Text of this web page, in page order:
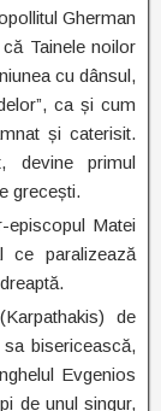
Gherman
Tainele noilor
cu dânsul,
ca și cum
și caterisit.
devine primul
grecești.
episcopul Matei
ce paralizează
de
sa bisericească,
Evgenios
de unul singur,